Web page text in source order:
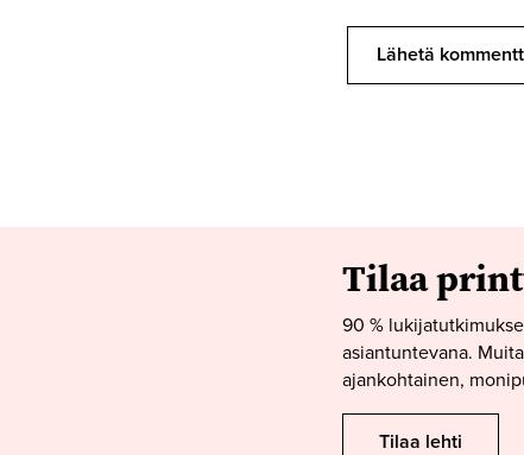
Tilaa
90 %
asiantuntevana.
ajankohtainen,
Tilaa lehti